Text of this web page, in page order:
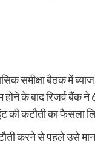
समीक्षा बैठक में
होने के बाद रिजर्व बैंक
की कटौती का फैसला
करने से पहले